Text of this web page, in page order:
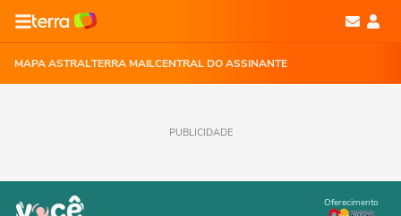
MAPA ASTRALTERRA MAILCENTRAL DO ASSINANTE
PUBLICIDADE
Oferecimento